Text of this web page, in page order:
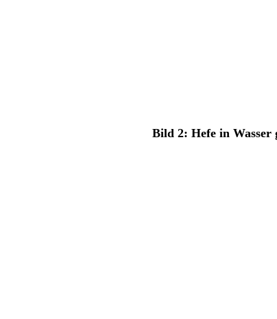
Bild 2: Hefe in Wasser